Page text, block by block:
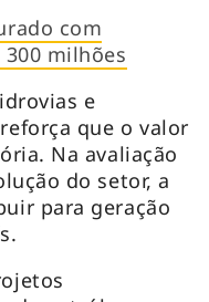
com
milhões
e
que o valor
Na avaliação
do setor, a
para geração